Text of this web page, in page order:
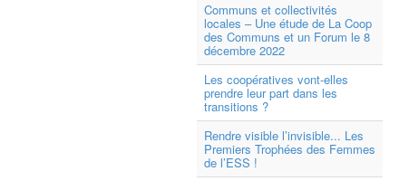
Communs et collectivités
locales – Une étude de La Coop
des Communs et un Forum le 8
décembre 2022
Les coopératives vont-elles
prendre leur part dans les
transitions ?
Rendre visible l’invisible... Les
Premiers Trophées des Femmes
de l’ESS !